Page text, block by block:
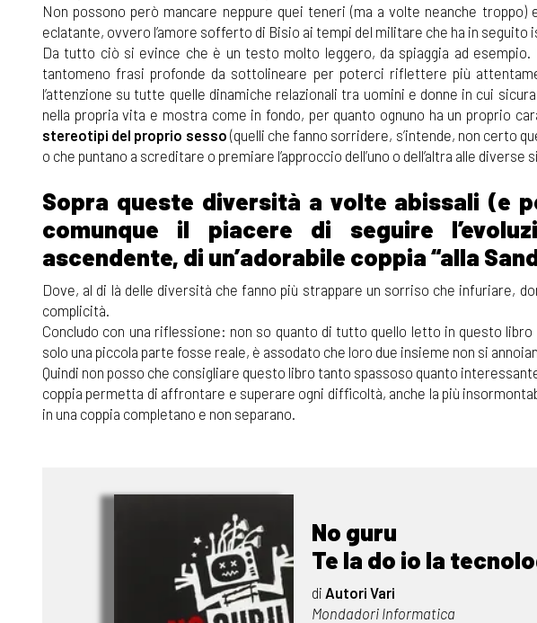
Non possono però mancare neppure quei teneri (ma a volte neanche troppo)
eclatante, ovvero l’amore sofferto di Bisio ai tempi del militare che ha in seguito
Da tutto ciò si evince che è un testo molto leggero, da spiaggia ad
tantomeno frasi profonde da sottolineare per poterci riflettere più
l’attenzione su tutte quelle dinamiche relazionali tra uomini e donne in cui
nella propria vita e mostra come in fondo, per quanto ognuno ha un proprio
stereotipi del proprio sesso (quelli che fanno sorridere, s’intende, non certo
o che puntano a screditare o premiare l’approccio dell’uno o dell’altra alle diverse
Sopra queste diversità a volte abissali (e
comunque il piacere di seguire
ascendente, di un’adorabile coppia “alla
Dove, al di là delle diversità che fanno più strappare un sorriso che infuriare,
complicità.
Concludo con una riflessione: non so quanto di tutto quello letto in questo
solo una piccola parte fosse reale, è assodato che loro due insieme non si
Quindi non posso che consigliare questo libro tanto spassoso quanto
coppia permetta di affrontare e superare ogni difficoltà, anche la più
in una coppia completano e non separano.
No guru
Te la do io la
di Autori Vari
Mondadori Informatica